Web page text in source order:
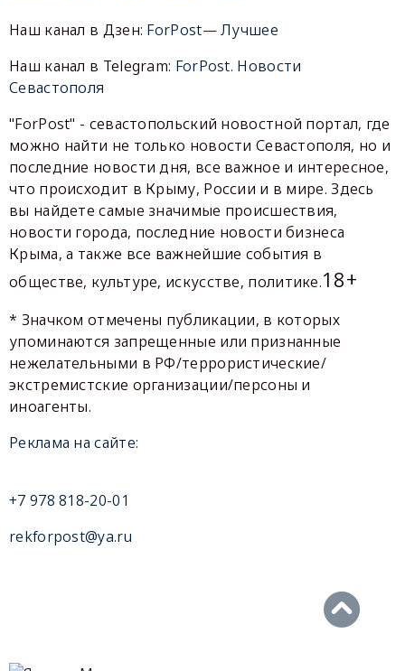
Наш канал в Дзен: ForPost— Лучшее
Наш канал в Telegram: ForPost. Новости
Севастополя
"ForPost" - севастопольский новостной портал, где
можно найти не только новости Севастополя, но и
последние новости дня, все важное и интересное,
что происходит в Крыму, России и в мире. Здесь
вы найдете самые значимые происшествия,
новости города, последние новости бизнеса
Крыма, а также все важнейшие события в
обществе, культуре, искусстве, политике.18+
* Значком отмечены публикации, в которых
упоминаются запрещенные или признанные
нежелательными в РФ/террористические/
экстремистские организации/персоны и
иноагенты.
Реклама на сайте:
+7 978 818-20-01
rekforpost@ya.ru